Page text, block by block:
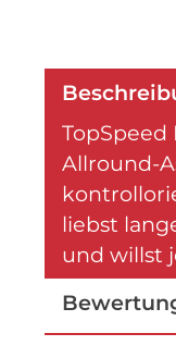
TopSpeed
Allround-
liebst
und willst